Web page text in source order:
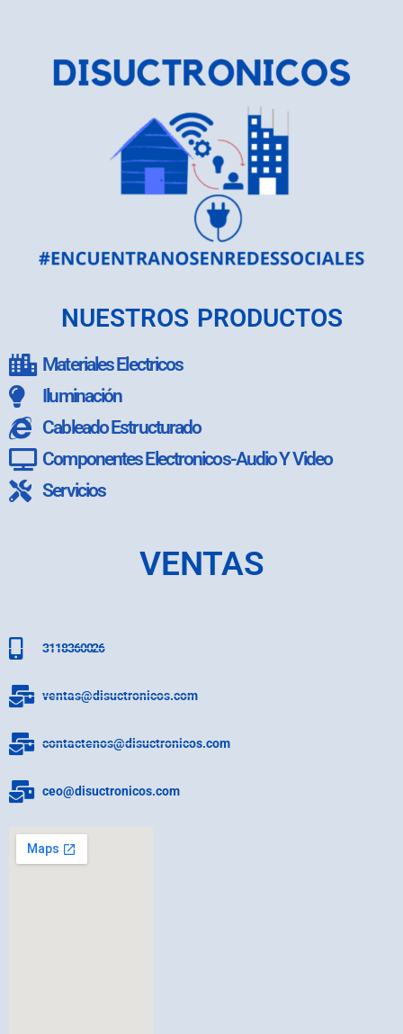
NUESTROS PRODUCTOS
Materiales Electricos
Iluminación
Cableado Estructurado
Componentes Electronicos-Audio Y Video
Servicios
VENTAS
3118360026
ventas@disuctronicos.com
contactenos@disuctronicos.com
ceo@disuctronicos.com